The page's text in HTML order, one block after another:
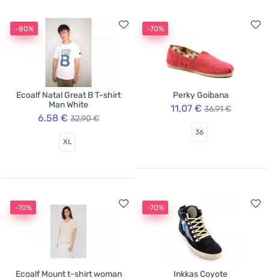
-80%
Ecoalf Natal Great B T-shirt
Man White
6,58 € 32,90 €
XL
-70%
Perky Goibana
11,07 € 36,91 €
36
-70%
Ecoalf Mount t-shirt woman
-70%
Inkkas Coyote